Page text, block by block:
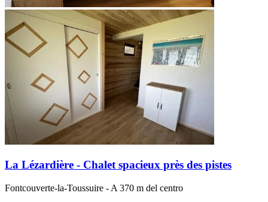
La Lézardière - Chalet spacieux près des pistes
Fontcouverte-la-Toussuire - A 370 m del centro